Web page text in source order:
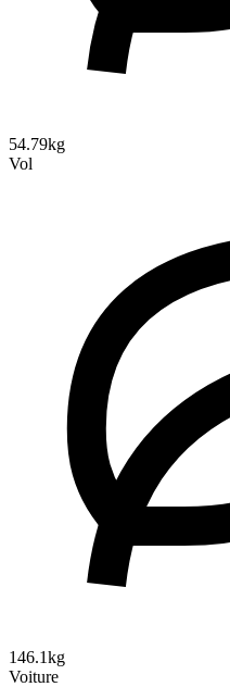
54.79kg
Vol
146.1kg
Voiture